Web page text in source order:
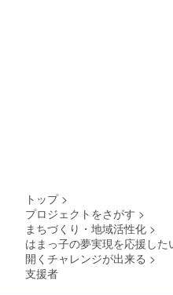
トップ >
プロジェクトをさがす >
まちづくり・地域活性化 >
はまっ子の夢実現を応援し
開くチャレンジが出来る >
支援者